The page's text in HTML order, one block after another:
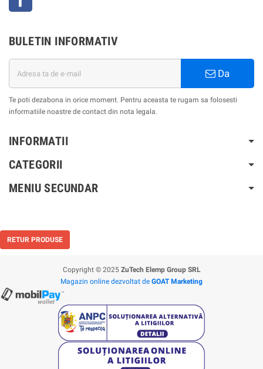
BULETIN INFORMATIV
Da
Te poti dezabona in orice moment. Pentru aceasta te rugam sa folosesti
informatiile noastre de contact din nota legala.
INFORMATII
CATEGORII
MENIU SECUNDAR
RETUR PRODUSE
Copyright © 2025 ZuTech Elemp Group SRL
Magazin online dezvoltat de GOAT Marketing